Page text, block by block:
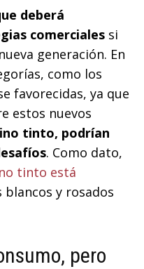
deberá
comerciales si
generación. En
como los
favorecidas, ya que
estos nuevos
tinto, podrían
. Como dato,
tinto está
blancos y rosados
pero